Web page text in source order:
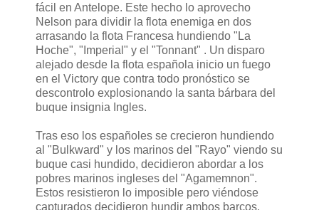
fácil en Antelope. Este hecho lo aprovecho
Nelson para dividir la flota enemiga en dos
arrasando la flota Francesa hundiendo "La
Hoche", "Imperial" y el "Tonnant" . Un disparo
alejado desde la flota española inicio un fuego
en el Victory que contra todo pronóstico se
descontrolo explosionando la santa bárbara del
buque insignia Ingles.
Tras eso los españoles se crecieron hundiendo
al "Bulkward" y los marinos del "Rayo" viendo su
buque casi hundido, decidieron abordar a los
pobres marinos ingleses del "Agamemnon".
Estos resistieron lo imposible pero viéndose
capturados decidieron hundir ambos barcos.